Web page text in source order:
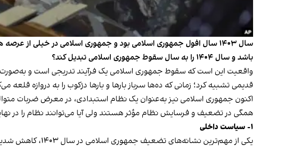
سال ۱۴۰۳ سال افول جمهوری اسلامی بود و جمهوری اسلامی در خیلی
باشد و سال ۱۴۰۴ را به سال سقوط جمهوری اسلامی تبدیل کند؟
واقعیت این است که سقوط جمهوری اسلامی یک فرآیند تدریجی است و به‌صورت
قدیمی تشبیه کرد؛ زمانی که ده‌ها سرباز بارها و بارها دژکوب را به دروازه قلعه
اکنون جمهوری اسلامی نیز به‌عنوان یک نظام استبدادی، در معرض ضربات
همگی در تضعیف و فرسایش نظام مؤثر هستند ولی آیا می‌توانند نظام را در نهایت
۱- سیاست داخلی
یکی از مهم‌ترین